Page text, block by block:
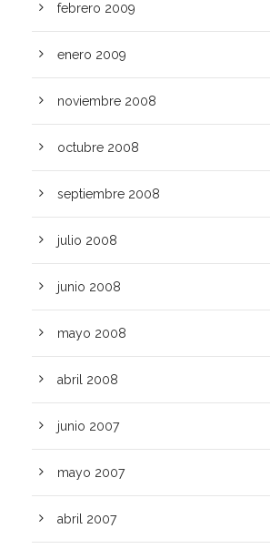
febrero 2009
enero 2009
noviembre 2008
octubre 2008
septiembre 2008
julio 2008
junio 2008
mayo 2008
abril 2008
junio 2007
mayo 2007
abril 2007